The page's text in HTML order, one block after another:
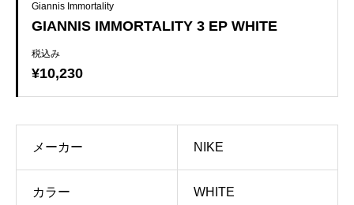
Giannis Immortality
GIANNIS IMMORTALITY 3 EP WHITE
税込み
¥10,230
メーカー NIKE
カラー WHITE